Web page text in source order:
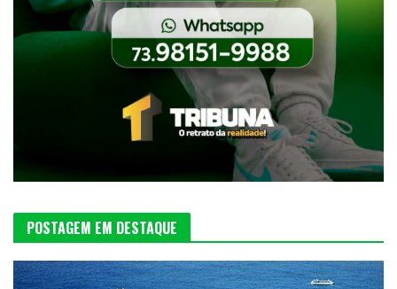
POSTAGEM EM DESTAQUE